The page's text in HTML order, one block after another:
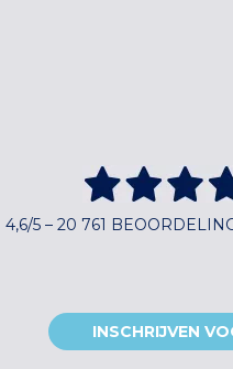
4,6/5 – 20 761
INSCHRIJVEN